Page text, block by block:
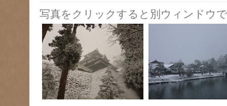
写真をクリックすると別ウィンドウ